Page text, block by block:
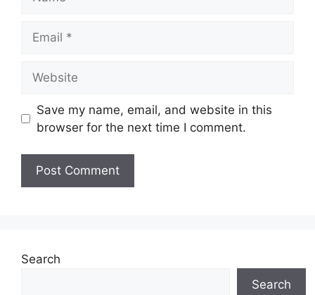
Save my name, email, and website in this
browser for the next time I comment.
Search
Search